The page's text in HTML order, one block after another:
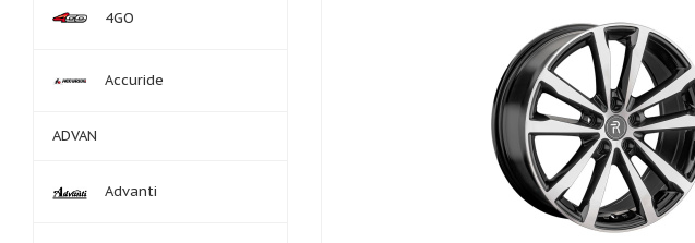
4GO
Accuride
ADVAN
Advanti